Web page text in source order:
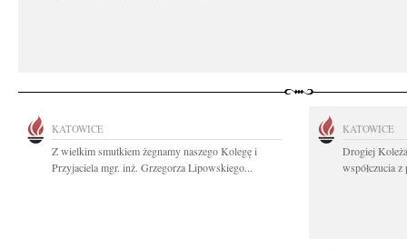
KATOWICE
Z wielkim smutkiem żegnamy naszego Kolegę i
Przyjaciela mgr. inż. Grzegorza Lipowskiego...
KATOWICE
Drogiej
współczucia